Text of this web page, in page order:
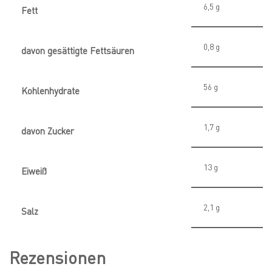
Fett 6,5 g
davon gesättigte Fettsäuren 0,8 g
Kohlenhydrate 56 g
davon Zucker 1,7 g
Eiweiß 13 g
Salz 2,1 g
Rezensionen